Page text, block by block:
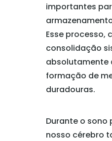
importantes
Esse processo,
consolidação
absolutamente
formação de
duradouras.
Durante o sono
nosso cérebro